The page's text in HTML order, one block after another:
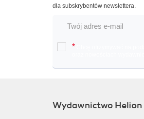
dla subskrybentów newslettera.
*
Wydawnictwo Helion